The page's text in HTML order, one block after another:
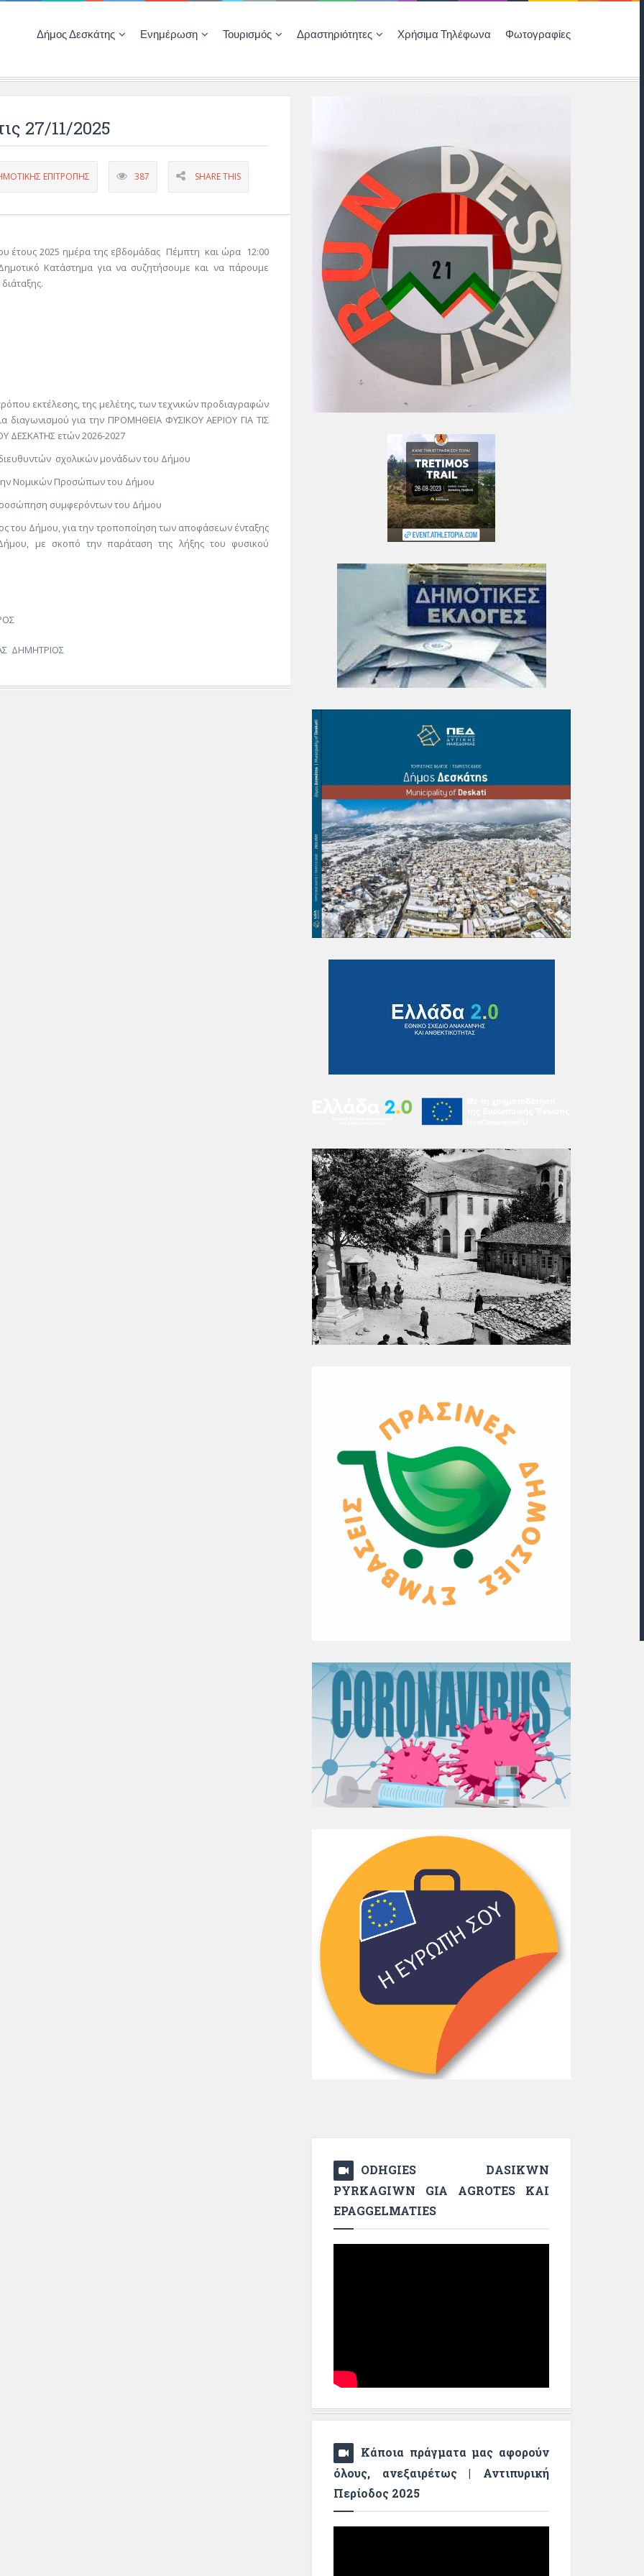
Δήμος Δεσκάτης Ενημέρωση Τουρισμός Δραστηριότητες Χρήσιμα Τηλέφωνα Φωτογραφίες
27/11/2025
ΕΠΙΤΡΟΠΗΣ 387 SHARE THIS
έτους 2025 ημέρα της εβδομάδας Πέμπτη και ώρα 12:00
Κατάστημα για να συζητήσουμε και να πάρουμε
εκτέλεσης, της μελέτης, των τεχνικών προδιαγραφών
διαγωνισμού για την ΠΡΟΜΗΘΕΙΑ ΦΥΣΙΚΟΥ ΑΕΡΙΟΥ ΓΙΑ ΤΙΣ
ΔΕΣΚΑΤΗΣ ετών 2026-2027
σχολικών μονάδων του Δήμου
Νομικών Προσώπων του Δήμου
συμφερόντων του Δήμου
του Δήμου, για την τροποποίηση των αποφάσεων ένταξης
με σκοπό την παράταση της λήξης του φυσικού
ΔΗΜΗΤΡΙΟΣ
ODHGIES DASIKWN
PYRKAGIWN GIA AGROTES KAI
EPAGGELMATIES
Κάποια πράγματα μας αφορούν
όλους, ανεξαιρέτως | Αντιπυρική
Περίοδος 2025